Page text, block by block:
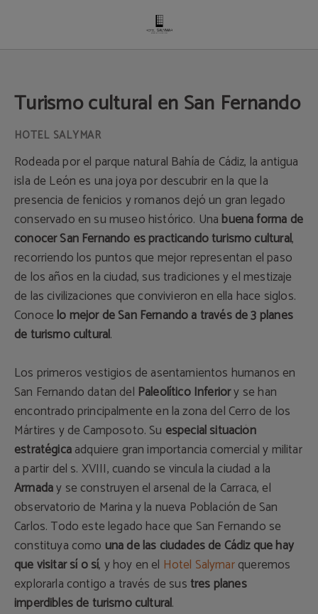
Turismo cultural en San Fernando
Rodeada por el parque natural Bahía de Cádiz, la antigua
isla de León es una joya por descubrir en la que la
presencia de fenicios y romanos dejó un gran legado
conservado en su museo histórico. Unabuena forma de
conocer San Fernando es practicando turismo cultural,
recorriendo los puntos que mejor representan el paso
de los años en la ciudad, sus tradiciones y el mestizaje
de las civilizaciones que convivieron en ella hace siglos.
Conocelo mejor de San Fernando a través de 3 planes
de turismo cultural.
Los primeros vestigios de asentamientos humanos en
San Fernando datan del Paleolítico Inferiory se han
encontrado principalmente en la zona del Cerro de los
Mártires y de Camposoto. Su especial situación
estratégicaadquiere gran importancia comercial y militar
a partir del s. XVIII, cuando se vincula la ciudad a la
Armaday se construyen el arsenal de la Carraca, el
observatorio de Marina y la nueva Población de San
Carlos. Todo este legado hace que San Fernando se
constituya como una de las ciudades de Cádiz que hay
que visitar sí o sí, y hoy en el Hotel Salymarqueremos
explorarla contigo a través de sustres planes
imperdibles de turismo cultural.